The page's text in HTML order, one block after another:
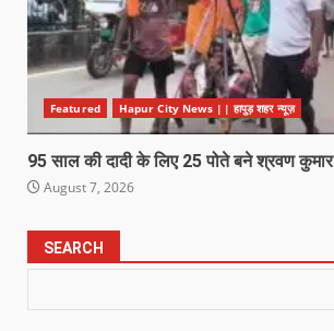
Featured Hapur City News || हापुड़ शहर न्यूज़
95 साल की दादी के लिए 25 पोते बने श्रवण कुमार
August 7, 2026
SEARCH